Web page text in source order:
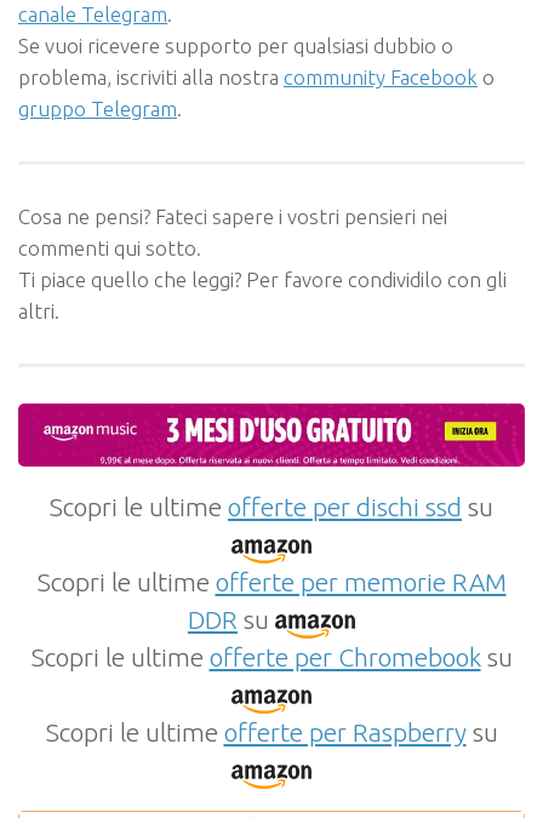
canale Telegram.
Se vuoi ricevere supporto per qualsiasi dubbio o
problema, iscriviti alla nostra community Facebook o
gruppo Telegram.
Cosa ne pensi? Fateci sapere i vostri pensieri nei
commenti qui sotto.
Ti piace quello che leggi? Per favore condividilo con gli
altri.
Scopri le ultime offerte per dischi ssd su
Scopri le ultime offerte per memorie RAM
DDR su
Scopri le ultime offerte per Chromebooksu
Scopri le ultime offerte per Raspberrysu